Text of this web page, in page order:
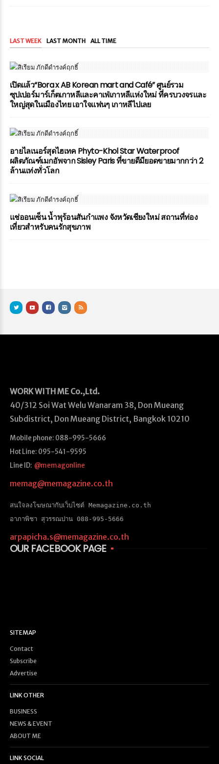
LAST WEEK LAST MONTH ALL TIME
เปิดแล้ว“Bora x AB Korean mart and Café” ศูนย์รวม
ซุปเปอร์มาร์เก็ตเกาหลีและคาเฟ่เกาหลีแห่งใหม่ ที่ครบวงจรและ
ใหญ่สุดในเมืองไทย เอาใจแฟนๆ เกาหลีไปเลย
อายไลเนอร์สุดไฮเทค Phyto-Khol Star Waterproof
ผลิตภัณฑ์เมกอัพจาก Sisley Paris ที่ขายดีมียอดขายมากกว่า 2
ล้านแท่งทั่วโลก
แช่ออนเซ็น น้ำพุร้อนสันกำแพง จังหวัดเชียงใหม่ สถานที่ท่อง
เที่ยวสำหรับคนรักสุขภาพ
WORK WITH ME Co.,Ltd.
40/312 Soi Wat Welu Wanaram 38, Don Mueang
Subdistrict, Don Mueang District, Bangkok 10210
Mobile phone: 088-995-5666
Hot Line: 095-541-9595
Line ID: @memagonline
memag@memagazine.co.th
สนใจลงโฆษณากับเว็บไซต์ Memagazine.co.th
อาภาพิชา สุวรรณปาน 088-995-5666
arpapicha.s@memagazine.co.th
OUR FACEBOOK PAGE
SITEMAP
Contact
Subscribe
Advertise
LINK OTHER
BUSINESS
NEWS & EVENT
ABOUT ME
LINK SOCIAL